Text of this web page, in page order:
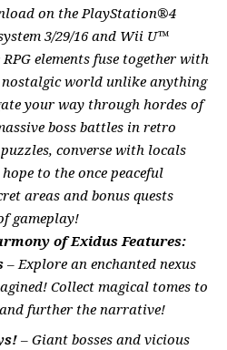
on the PlayStation®4
3/29/16 and Wii U™
elements fuse together with
world unlike anything
your way through hordes of
boss battles in retro
converse with locals
to the once peaceful
areas and bonus quests
gameplay!
of Exidus Features:
– Explore an enchanted nexus
Collect magical tomes to
and further the narrative!
– Giant bosses and vicious